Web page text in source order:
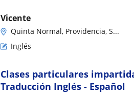
Vicente
Quinta Normal, Providencia, S...
Inglés
Clases particulares
Traducción Inglés - Español